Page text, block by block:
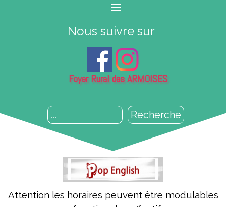
Recherche
Foyer Rural des ARMOISES
Nous suivre sur
Attention les horaires peuvent être modulables